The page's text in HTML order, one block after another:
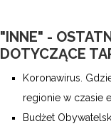
"INNE" -
DOTYCZĄCE
Koronawirus.
regionie w czasie
Budżet